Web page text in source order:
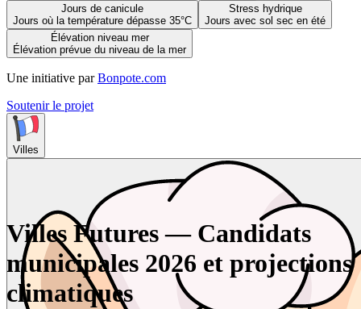
Jours de canicule
Jours où la température dépasse 35°C
Stress hydrique
Jours avec sol sec en été
Élévation niveau mer
Élévation prévue du niveau de la mer
Une initiative par Bonpote.com
Soutenir le projet
Villes
Villes Futures — Candidats
municipales 2026 et projections
climatiques